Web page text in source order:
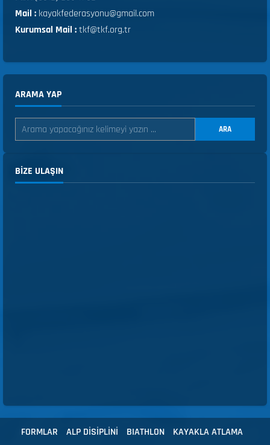
Mail : kayakfederasyonu@gmail.com
Kurumsal Mail :tkf@tkf.org.tr
ARAMA YAP
ARA
BIZE ULAŞIN
FORMLAR ALP DİSİPLİNİ BIATHLON
KAYAKLA ATLAMA